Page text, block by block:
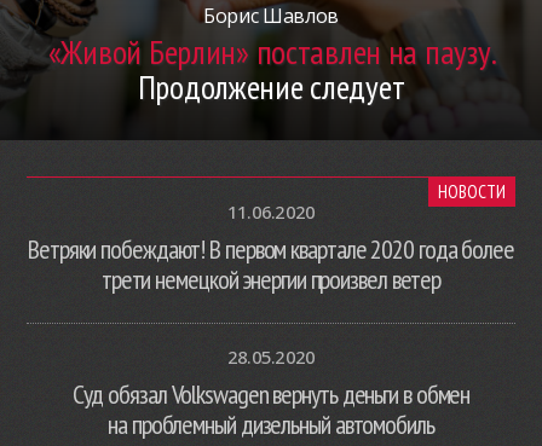
Борис Шавлов
«Живой Берлин» поставлен на паузу.
Продолжение следует
НОВОСТИ
11.06.2020
Ветряки побеждают! В первом квартале 2020 года более
трети немецкой энергии произвел ветер
28.05.2020
Суд обязал Volkswagen вернуть деньги в обмен
на проблемный дизельный автомобиль